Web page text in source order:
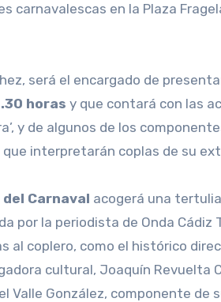
en la Plaza
será el encargado de
horas y que contará con las
y de algunos de los
que interpretarán coplas de su
Carnaval acogerá una
por la periodista de Onda Cádiz
al coplero, como el histórico
cultural, Joaquín Revuelta
Valle González, componente de